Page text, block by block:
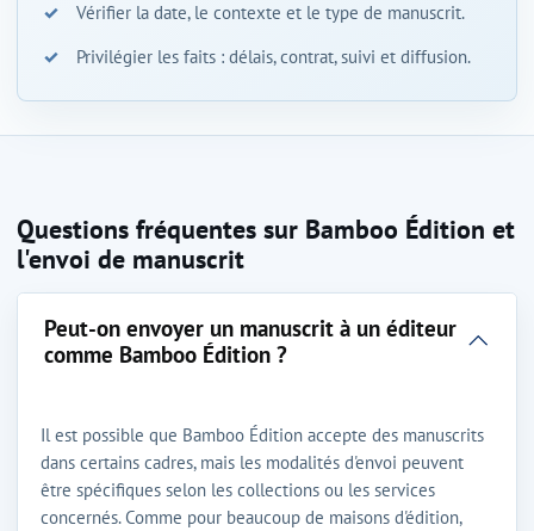
Vérifier la date, le contexte et le type de manuscrit.
Privilégier les faits : délais, contrat, suivi et diffusion.
Questions fréquentes sur Bamboo Édition et
l'envoi de manuscrit
Peut-on envoyer un manuscrit à un éditeur
comme Bamboo Édition ?
Il est possible que Bamboo Édition accepte des manuscrits
dans certains cadres, mais les modalités d'envoi peuvent
être spécifiques selon les collections ou les services
concernés. Comme pour beaucoup de maisons d'édition,